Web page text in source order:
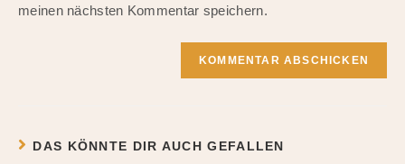
(optional)
meinen nächsten Kommentar speichern.
DAS KÖNNTE DIR AUCH GEFALLEN